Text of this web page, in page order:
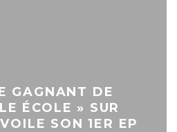
GAGNANT DE
ÉCOLE » SUR
SON 1ER EP